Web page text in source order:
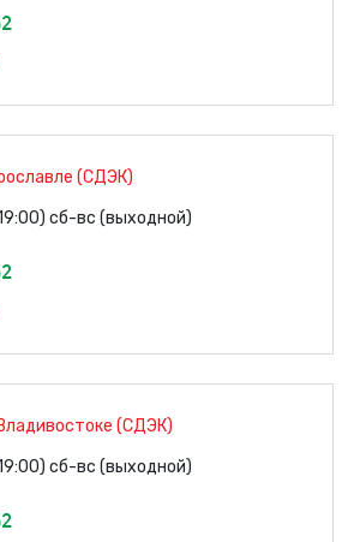
(СДЭК)
сб-вс (выходной)
(СДЭК)
сб-вс (выходной)